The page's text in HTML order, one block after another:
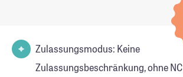
Zulassungsmodus: Keine
Zulassungsbeschränkung, ohne NC